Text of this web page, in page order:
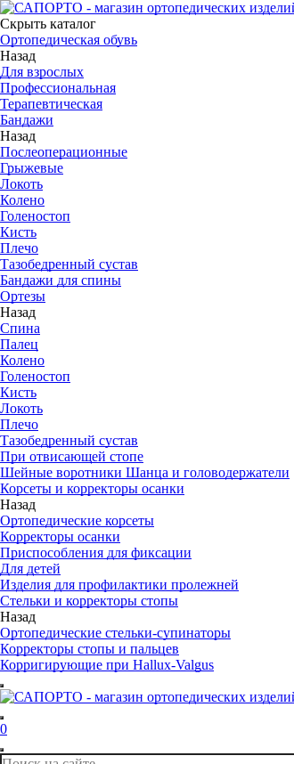
Скрыть каталог
Ортопедическая обувь
Назад
Для взрослых
Профессиональная
Терапевтическая
Бандажи
Назад
Послеоперационные
Грыжевые
Локоть
Колено
Голеностоп
Кисть
Плечо
Тазобедренный сустав
Бандажи для спины
Ортезы
Назад
Спина
Палец
Колено
Голеностоп
Кисть
Локоть
Плечо
Тазобедренный сустав
При отвисающей стопе
Шейные воротники Шанца и головодержатели
Корсеты и корректоры осанки
Назад
Ортопедические корсеты
Корректоры осанки
Приспособления для фиксации
Для детей
Изделия для профилактики пролежней
Стельки и корректоры стопы
Назад
Ортопедические стельки-супинаторы
Корректоры стопы и пальцев
Корригирующие при Hallux-Valgus
0